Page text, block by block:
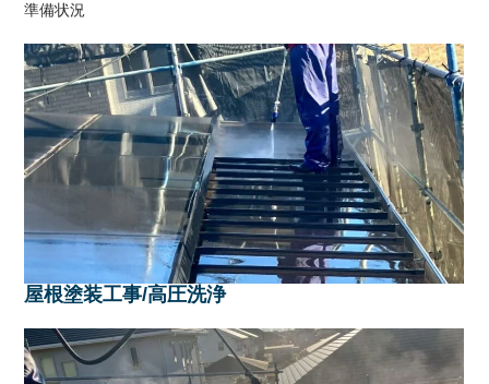
準備状況
屋根塗装工事/高圧洗浄